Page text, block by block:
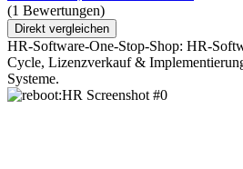
(1 Bewertungen)
Direkt vergleichen
HR-Software-One-Stop-Shop: HR-
Cycle, Lizenzverkauf &
Systeme.